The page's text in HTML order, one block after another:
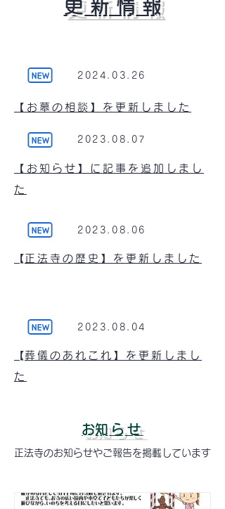
​更 新 情 報
2024.03.26
【お墓の相談】を更新しました
2023.08.07
【お知らせ】に記事を追加しまし
た
​2023.08.06
​【正法寺の歴史】を更新しました
​2023.08.04
​【葬儀のあれこれ】を更新しまし
た
​お知らせ
正法寺のお知らせやご報告を掲載しています